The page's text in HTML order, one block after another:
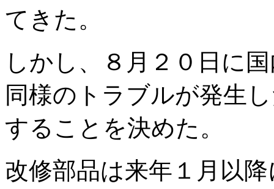
てきた。
しかし、８月２０日に
同様のトラブルが発生
することを決めた。
改修部品は来年１月以